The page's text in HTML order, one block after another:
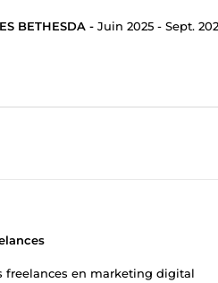
BETHESDA - Juin 2025 - Sept.
freelances en marketing digital